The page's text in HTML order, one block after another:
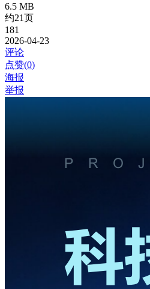
6.5 MB
约21页
181
2026-04-23
评论
点赞(0)
海报
举报